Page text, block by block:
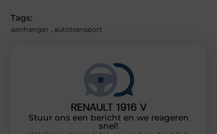
Tags:
aanhanger , autotransport
Stuur ons een bericht en we reageren
snel!